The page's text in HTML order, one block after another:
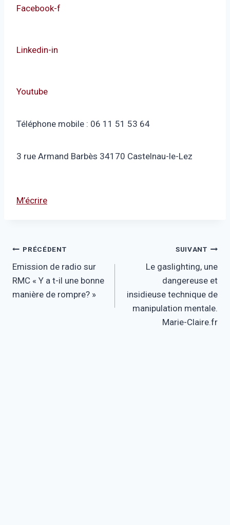
Facebook-f
Linkedin-in
Youtube
Téléphone mobile : 06 11 51 53 64
3 rue Armand Barbès 34170 Castelnau-le-Lez
M’écrire
Navigation
de
l’article
PRÉCÉDENT
Emission de radio sur
RMC « Y a t-il une bonne
manière de rompre? »
SUIVANT
Le gaslighting, une
dangereuse et
insidieuse technique de
manipulation mentale.
Marie-Claire.fr